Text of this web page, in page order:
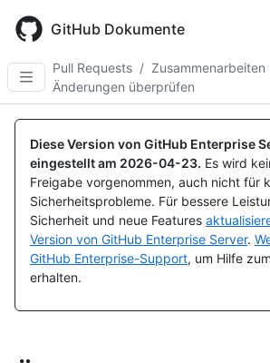
main
content
GitHub Dokumente
Pull Requests / Zusammenarbeiten
Änderungen überprüfen
Diese Version von GitHub Enterprise
eingestellt am 2026-04-23. Es wird
Freigabe vorgenommen, auch nicht für
Sicherheitsprobleme. Für bessere
Sicherheit und neue Features
Version von GitHub Enterprise Server.
GitHub Enterprise-Support, um Hilfe
erhalten.